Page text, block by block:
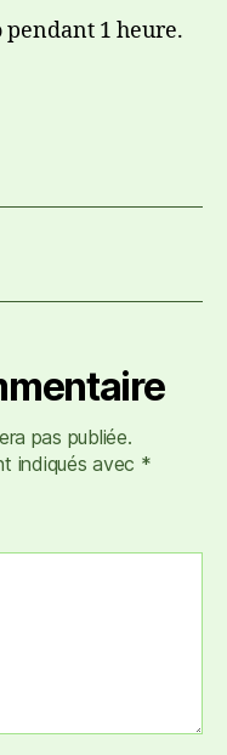
1 heure.
pas publiée.
indiqués avec *